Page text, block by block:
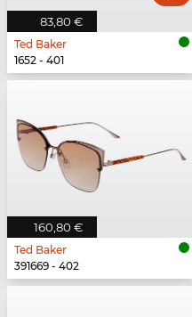
83,80 €
Ted Baker
1652 - 401
160,80 €
Ted Baker
391669 - 402